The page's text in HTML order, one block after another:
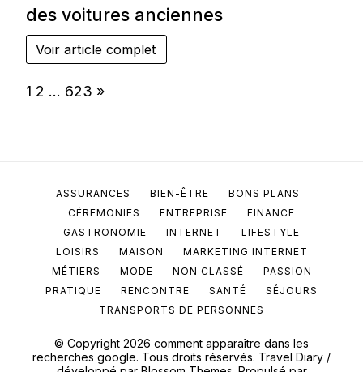
des voitures anciennes
Voir article complet
Page:
1 2 … 623 Next
»
© Copyright 2026 comment apparaître dans les
recherches google. Tous droits réservés. Travel Diary /
ASSURANCES BIEN-ÊTRE
BONS PLANS
CÉREMONIES
ENTREPRISE
FINANCE
GASTRONOMIE
INTERNET
LIFESTYLE
LOISIRS
MAISON
MARKETING INTERNET
MÉTIERS
MODE NON CLASSÉ
PASSION
PRATIQUE
RENCONTRE SANTÉ
SÉJOURS
TRANSPORTS DE PERSONNES